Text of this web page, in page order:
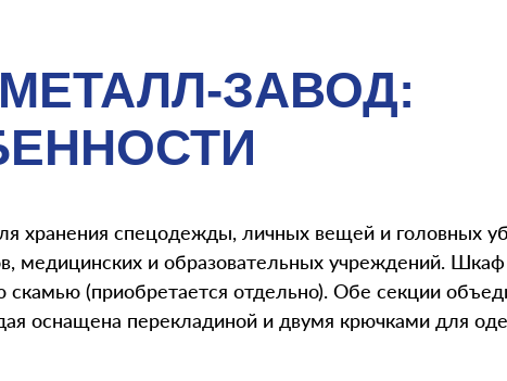
ЗАВОД:
спецодежды, личных вещей и головных
медицинских и образовательных учреждений. Шкаф
(приобретается отдельно). Обе секции
оснащена перекладиной и двумя крючками для